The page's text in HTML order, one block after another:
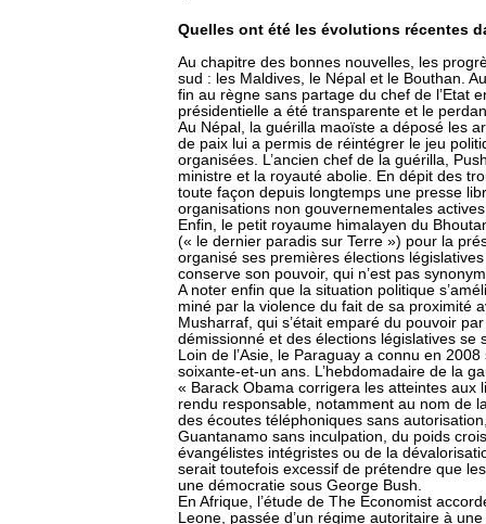
Quelles ont été les évolutions récentes
Au chapitre des bonnes nouvelles, les
sud : les Maldives, le Népal et le Bouthan.
fin au règne sans partage du chef de l’Etat
présidentielle a été transparente et le
Au Népal, la guérilla maoïste a déposé les
de paix lui a permis de réintégrer le jeu
organisées. L’ancien chef de la guérilla,
ministre et la royauté abolie. En dépit des
toute façon depuis longtemps une presse
organisations non gouvernementales
Enfin, le petit royaume himalayen du
(« le dernier paradis sur Terre ») pour la
organisé ses premières élections
conserve son pouvoir, qui n’est pas
A noter enfin que la situation politique
miné par la violence du fait de sa proximité
Musharraf, qui s’était emparé du pouvoir
démissionné et des élections législatives se
Loin de l’Asie, le Paraguay a connu en
soixante-et-un ans. L’hebdomadaire de la
« Barack Obama corrigera les atteintes aux
rendu responsable, notamment au nom de
des écoutes téléphoniques sans
Guantanamo sans inculpation, du poids
évangélistes intégristes ou de la
serait toutefois excessif de prétendre que
une démocratie sous George Bush.
En Afrique, l’étude de The Economist
Leone, passée d’un régime autoritaire à